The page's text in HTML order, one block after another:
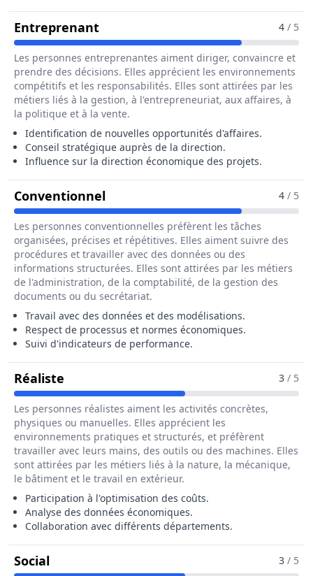
EntreprenantPour Le Métier De Ingénieur /
4 / 5
Les personnes entreprenantes aiment diriger, convaincre et
prendre des décisions. Elles apprécient les environnements
compétitifs et les responsabilités. Elles sont attirées par les
métiers liés à la gestion, à l'entrepreneuriat, aux affaires, à
la politique et à la vente.
Identification de nouvelles opportunités d'affaires.
Conseil stratégique auprès de la direction.
Influence sur la direction économique des projets.
ConventionnelPour Le Métier De Ingénieur /
4 / 5
Les personnes conventionnelles préfèrent les tâches
organisées, précises et répétitives. Elles aiment suivre des
procédures et travailler avec des données ou des
informations structurées. Elles sont attirées par les métiers
de l'administration, de la comptabilité, de la gestion des
documents ou du secrétariat.
Travail avec des données et des modélisations.
Respect de processus et normes économiques.
Suivi d'indicateurs de performance.
Réaliste Pour Le Métier De Ingénieur / 3 / 5
Les personnes réalistes aiment les activités concrètes,
physiques ou manuelles. Elles apprécient les
environnements pratiques et structurés, et préfèrent
travailler avec leurs mains, des outils ou des machines. Elles
sont attirées par les métiers liés à la nature, la mécanique,
le bâtiment et le travail en extérieur.
Participation à l'optimisation des coûts.
Analyse des données économiques.
Collaboration avec différents départements.
SocialPour Le Métier De Ingénieur / Ingénieure
3 / 5